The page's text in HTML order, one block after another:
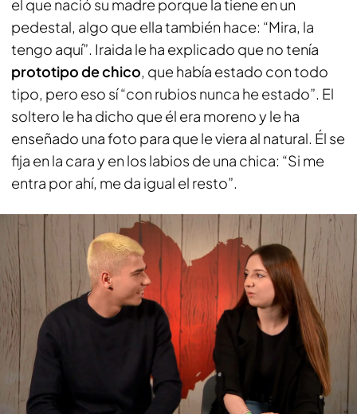
el que nació su madre porque la tiene en un
pedestal, algo que ella también hace: “Mira, la
tengo aquí”. Iraida le ha explicado que no tenía
prototipo de chico, que había estado con todo
tipo, pero eso sí “con rubios nunca he estado”. El
soltero le ha dicho que él era moreno y le ha
enseñado una foto para que le viera al natural. Él se
fija en la cara y en los labios de una chica: “Si me
entra por ahí, me da igual el resto”.